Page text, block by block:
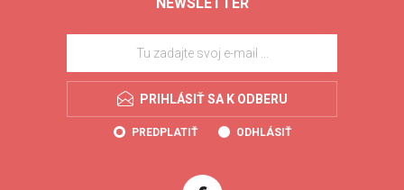
PRIHLÁSIŤ SA K ODBERU
PREDPLATIŤ ODHLÁSIŤ